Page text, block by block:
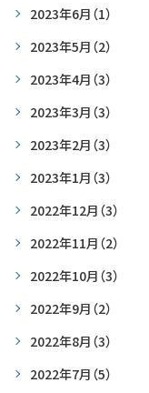
2023年6月 （1）
2023年5月 （2）
2023年4月 （3）
2023年3月 （3）
2023年2月 （3）
2023年1月 （3）
2022年12月 （3）
2022年11月 （2）
2022年10月 （3）
2022年9月 （2）
2022年8月 （3）
2022年7月 （5）